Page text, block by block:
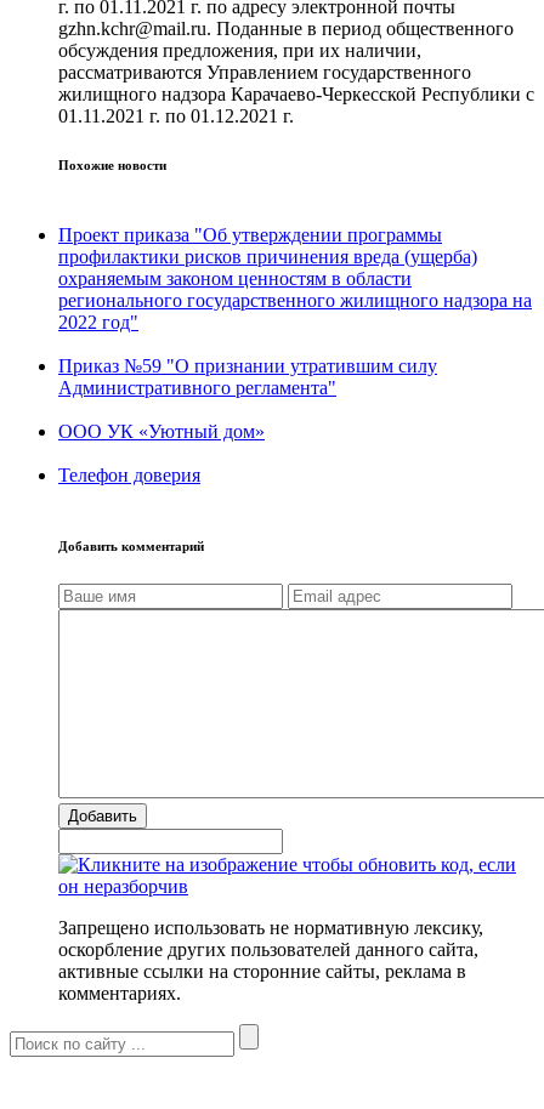
г. по 01.11.2021 г. по адресу электронной почты
gzhn.kchr@mail.ru. Поданные в период общественного
обсуждения предложения, при их наличии,
рассматриваются Управлением государственного
жилищного надзора Карачаево-Черкесской Республики с
01.11.2021 г. по 01.12.2021 г.
Похожие новости
Проект приказа "Об утверждении программы
профилактики рисков причинения вреда (ущерба)
охраняемым законом ценностям в области
регионального государственного жилищного надзора на
2022 год"
Приказ №59 "О признании утратившим силу
Административного регламента"
ООО УК «Уютный дом»
Телефон доверия
Добавить комментарий
Добавить
Запрещено использовать не нормативную лексику,
оскорбление других пользователей данного сайта,
активные ссылки на сторонние сайты, реклама в
комментариях.